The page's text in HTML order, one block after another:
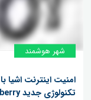
شهر هوشمند
امنیت اینترنت اشیا با
تکنولوژی جدید Blackberry